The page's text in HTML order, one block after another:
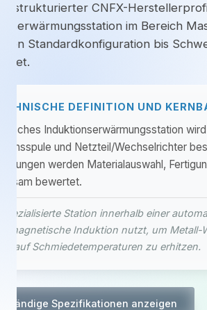
strukturierter CNFX-
im Bereich
von Standardkonfiguration bis
DEFINITION UND
Induktionserwärmungsstation
und Netzteil/Wechselrichter
werden Materialauswahl,
bewertet.
Station innerhalb einer
Induktion nutzt, um Metall-
auf Schmiedetemperaturen zu erhitzen.
Spezifikationen anzeigen